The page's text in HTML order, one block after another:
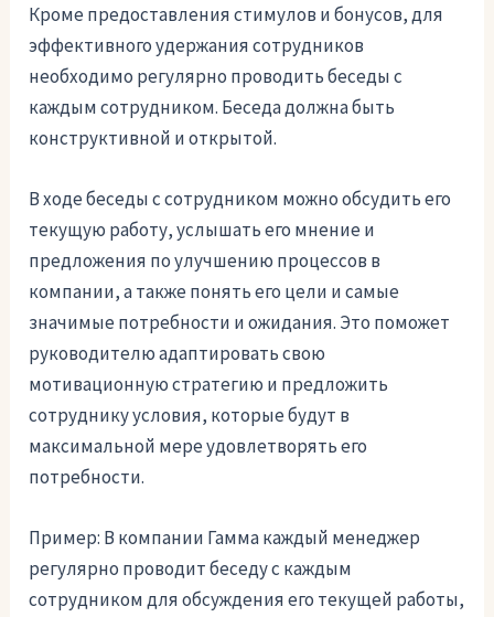
Кроме предоставления стимулов и бонусов, для
эффективного удержания сотрудников
необходимо регулярно проводить беседы с
каждым сотрудником. Беседа должна быть
конструктивной и открытой.
В ходе беседы с сотрудником можно обсудить его
текущую работу, услышать его мнение и
предложения по улучшению процессов в
компании, а также понять его цели и самые
значимые потребности и ожидания. Это поможет
руководителю адаптировать свою
мотивационную стратегию и предложить
сотруднику условия, которые будут в
максимальной мере удовлетворять его
потребности.
Пример: В компании Гамма каждый менеджер
регулярно проводит беседу с каждым
сотрудником для обсуждения его текущей работы,